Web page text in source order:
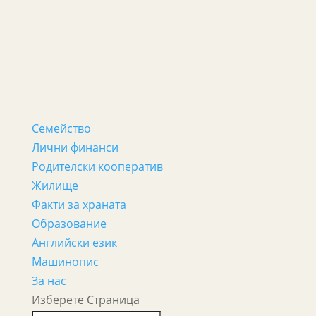
Семейство
Лични финанси
Родителски кооператив
Жилище
Факти за храната
Образование
Английски език
Машинопис
За нас
Изберете Страница